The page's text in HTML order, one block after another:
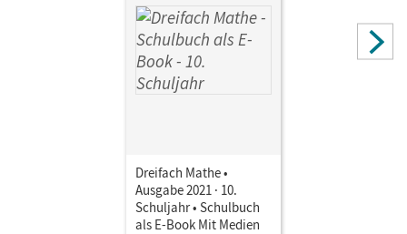
Dreifach Mathe •
Ausgabe 2021 · 10.
Schuljahr • Schulbuch
als E-Book Mit Medien